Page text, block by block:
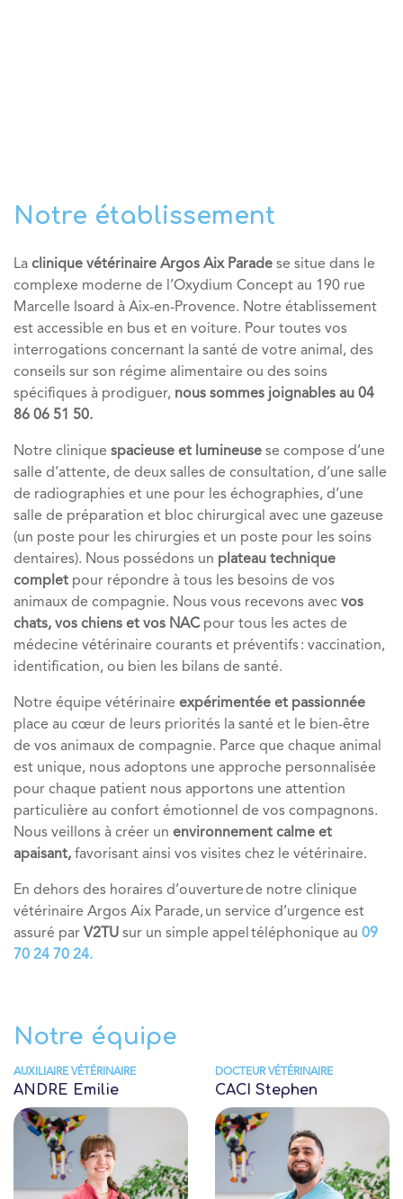
Notre établissement
La clinique vétérinaire Argos Aix Parade se situe dans le
complexe moderne de l’Oxydium Concept au 190 rue
Marcelle Isoard à Aix-en-Provence. Notre établissement
est accessible en bus et en voiture. Pour toutes vos
interrogations concernant la santé de votre animal, des
conseils sur son régime alimentaire ou des soins
spécifiques à prodiguer, nous sommes joignables au 04
86 06 51 50.
Notre clinique spacieuse et lumineuse se compose d’une
salle d’attente, de deux salles de consultation, d’une salle
de radiographies et une pour les échographies, d’une
salle de préparation et bloc chirurgical avec une gazeuse
(un poste pour les chirurgies et un poste pour les soins
dentaires). Nous possédons un plateau technique
complet pour répondre à tous les besoins de vos
animaux de compagnie. Nous vous recevons avec vos
chats, vos chiens et vos NACpour tous les actes de
médecine vétérinaire courants et préventifs : vaccination,
identification, ou bien les bilans de santé.
Notre équipe vétérinaire expérimentée et passionnée
place au cœur de leurs priorités la santé et le bien-être
de vos animaux de compagnie. Parce que chaque animal
est unique, nous adoptons une approche personnalisée
pour chaque patient nous apportons une attention
particulière au confort émotionnel de vos compagnons.
Nous veillons à créer un environnement calme et
apaisant, favorisant ainsi vos visites chez le vétérinaire.
En dehors des horaires d’ouverture de notre clinique
vétérinaire Argos Aix Parade, un service d’urgence est
assuré par V2TU sur un simple appel téléphonique au 09
70 24 70 24.
Notre équipe
AUXILIAIRE VÉTÉRINAIRE
ANDRE Emilie
DOCTEUR VÉTÉRINAIRE
CACI Stephen